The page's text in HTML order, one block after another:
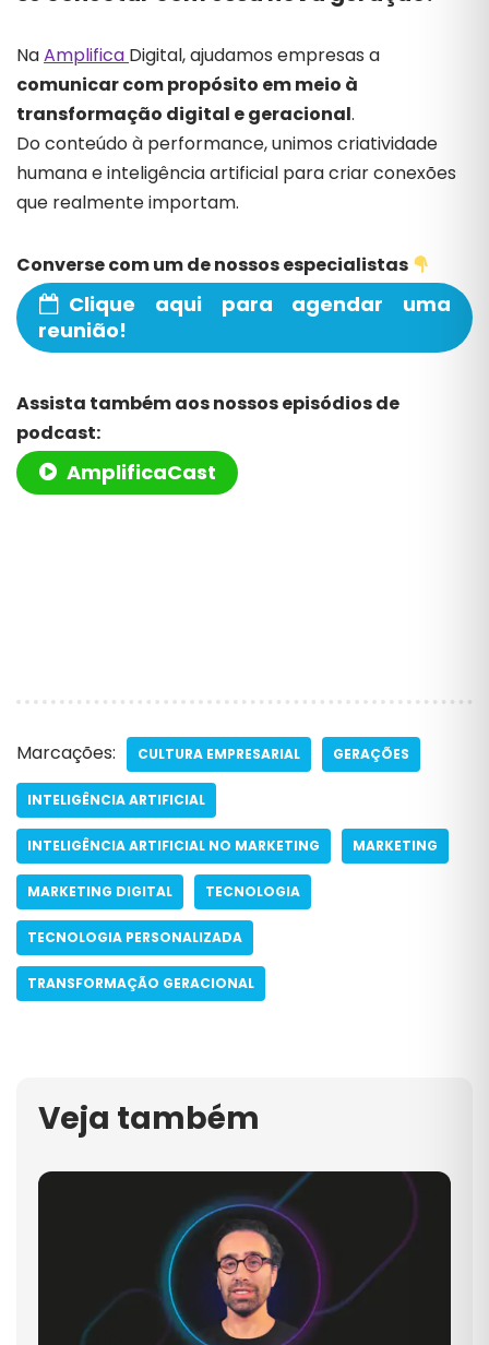
NaAmplifica Digital,ajudamos empresas a
comunicarcompropósito emmeio à
transformação digital egeracional.
Doconteúdoà performance,unimos criatividade
humanaeinteligênciaartificial paracriarconexões
que realmenteimportam.
Converse com um de nossos especialistas
Clique aqui para agendar uma
reunião!
Assista também aos nossos episódios de
podcast:
AmplificaCast
Marcações: CULTURA EMPRESARIAL GERAÇÕES
INTELIGÊNCIA ARTIFICIAL
INTELIGÊNCIA ARTIFICIAL NO MARKETING MARKETING
MARKETING DIGITAL TECNOLOGIA
TECNOLOGIA PERSONALIZADA
TRANSFORMAÇÃO GERACIONAL
Veja também